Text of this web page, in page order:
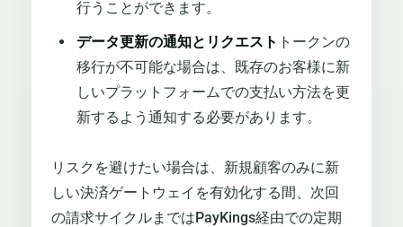
行うことができます。
データ更新の通知とリクエスト トークンの
移行が不可能な場合は、既存のお客様に新
しいプラットフォームでの支払い方法を更
新するよう通知する必要があります。
リスクを避けたい場合は、新規顧客のみに新
しい決済ゲートウェイを有効化する間、次回
の請求サイクルまではPayKings経由での定期